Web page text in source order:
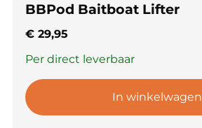
BBPod Baitboat Lifter
€ 29,95
Per direct leverbaar
In winkelwagen